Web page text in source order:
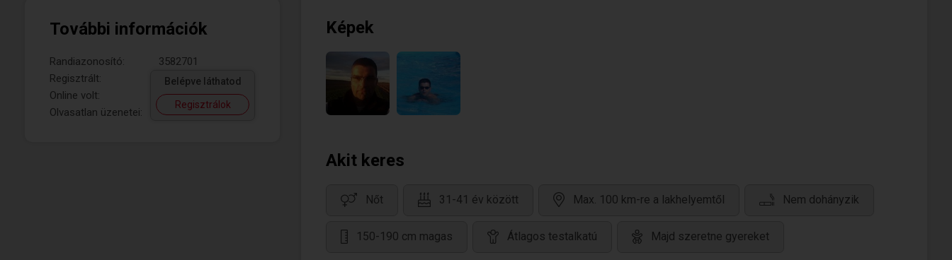
További információk
Randiazonosító:
3582701
Regisztrált:
Online volt:
Olvasatlan üzenetei:
Belépve láthatod
Regisztrálok
Képek
Akit keres
Nőt 31-41 év között Max. 100 km-re a lakhelyemtől Nem dohányzik
150-190 cm magas Átlagos testalkatú Majd szeretne gyereket